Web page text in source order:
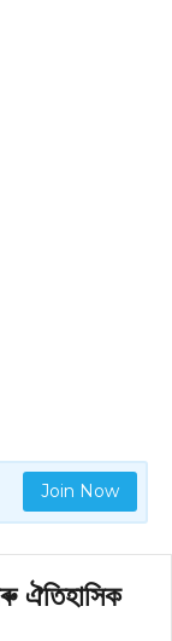
Join Now
ঐতিহাসিক